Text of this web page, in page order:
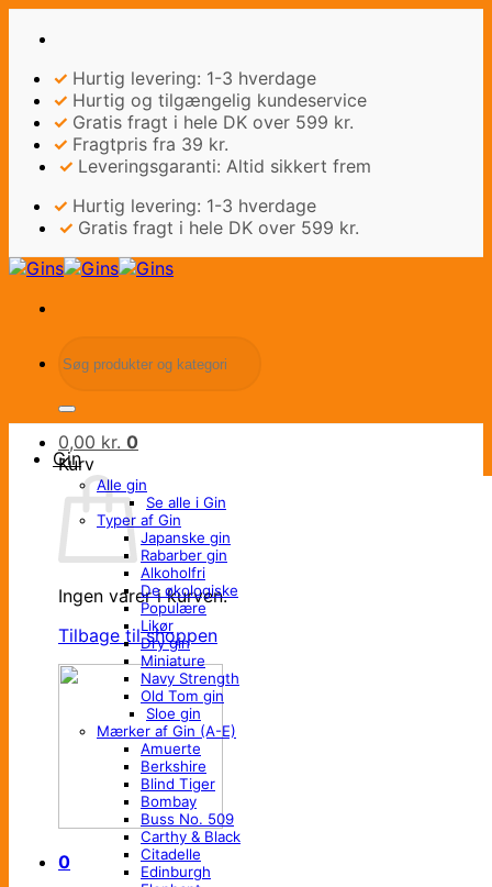
✓ Hurtig levering: 1-3 hverdage
✓ Hurtig og tilgængelig kundeservice
✓ Gratis fragt i hele DK over 599 kr.
✓ Fragtpris fra 39 kr.
✓ Leveringsgaranti: Altid sikkert frem
✓ Hurtig levering: 1-3 hverdage
✓ Gratis fragt i hele DK over 599 kr.
efter:
0,00 kr. 0
Kurv
Ingen varer i kurven.
Tilbage til shoppen
0
Gin
Alle gin
Se alle i Gin
Typer af Gin
Japanske gin
Rabarber gin
Alkoholfri
De økologiske
Populære
Likør
Dry gin
Miniature
Navy Strength
Old Tom gin
Sloe gin
Mærker af Gin (A-E)
Amuerte
Berkshire
Blind Tiger
Bombay
Buss No. 509
Carthy & Black
Citadelle
Edinburgh